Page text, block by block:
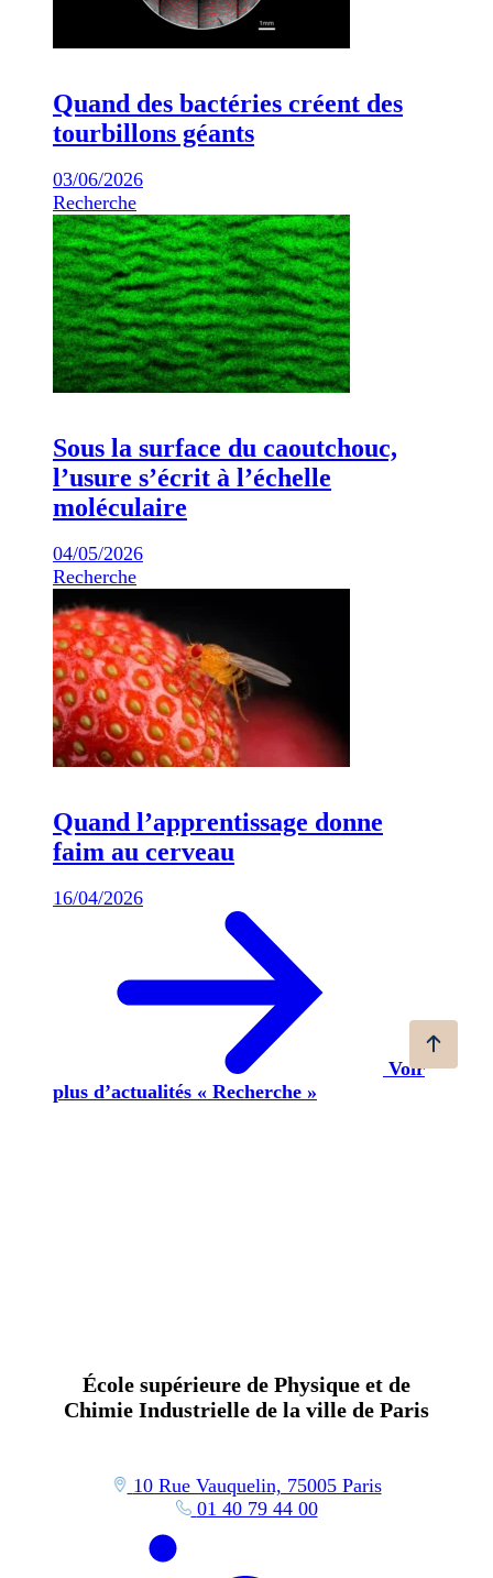
Quand des bactéries créent des
tourbillons géants
03/06/2026
Recherche
Sous la surface du caoutchouc,
l’usure s’écrit à l’échelle
moléculaire
04/05/2026
Recherche
Quand l’apprentissage donne
faim au cerveau
16/04/2026
Voir
plus d’actualités « Recherche »
École supérieure de Physique et de
Chimie Industrielle de la ville de Paris
10 Rue Vauquelin, 75005 Paris
01 40 79 44 00